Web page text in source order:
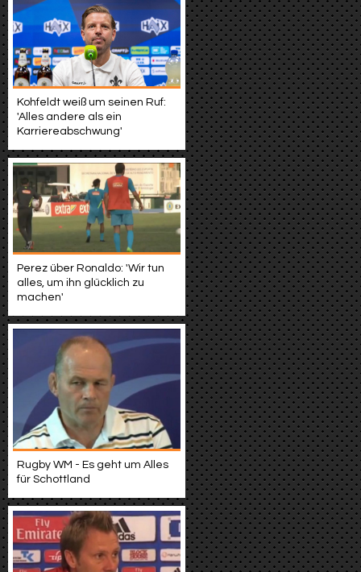
Kohfeldt weiß um seinen Ruf:
'Alles andere als ein
Karriereabschwung'
Perez über Ronaldo: 'Wir tun
alles, um ihn glücklich zu
machen'
Rugby WM - Es geht um Alles
für Schottland